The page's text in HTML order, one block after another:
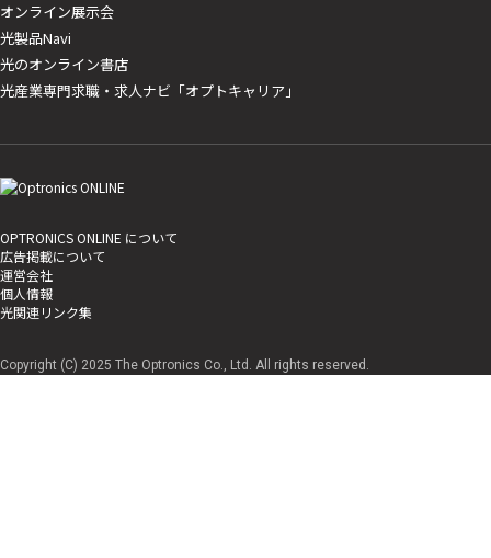
オンライン展示会
光製品Navi
光のオンライン書店
光産業専門求職・求人ナビ「オプトキャリア」
OPTRONICS ONLINE について
広告掲載について
運営会社
個人情報
光関連リンク集
Copyright (C) 2025 The Optronics Co., Ltd. All rights reserved.